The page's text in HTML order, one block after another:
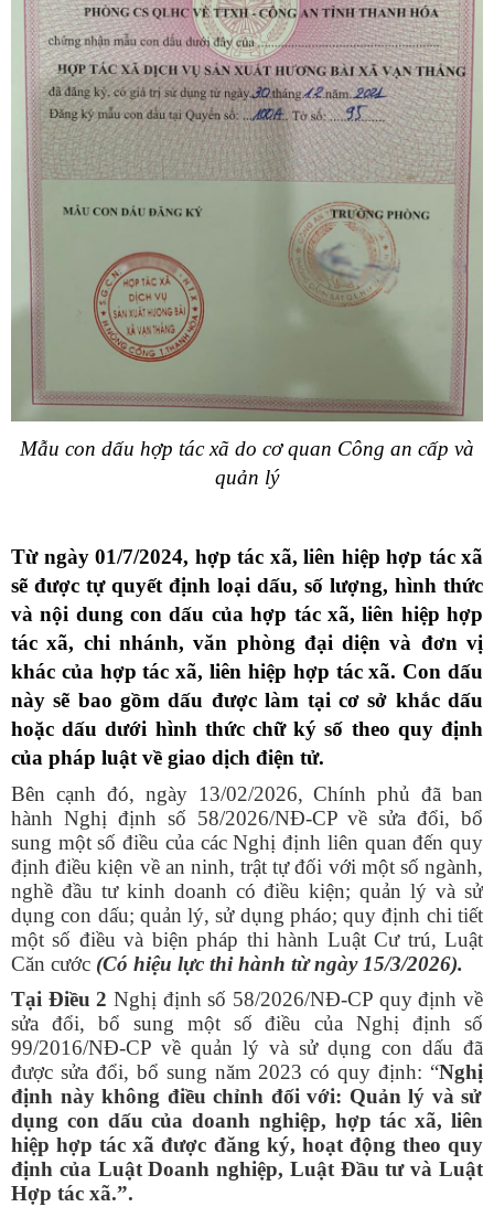
Mẫu con dấu hợp tác xã do cơ quan Công an cấp và
quản lý
Từ ngày 01/7/2024, hợp tác xã, liên hiệp hợp tác xã
sẽ được tự quyết định loại dấu, số lượng, hình thức
và nội dung con dấu của hợp tác xã, liên hiệp hợp
tác xã, chi nhánh, văn phòng đại diện và đơn vị
khác của hợp tác xã, liên hiệp hợp tác xã. Con dấu
này sẽ bao gồm dấu được làm tại cơ sở khắc dấu
hoặc dấu dưới hình thức chữ ký số theo quy định
của pháp luật về giao dịch điện tử.
Bên cạnh đó, ngày 13/02/2026, Chính phủ đã ban
hành Nghị định số 58/2026/NĐ-CP về sửa đổi, bổ
sung một số điều của các Nghị định liên quan đến quy
định điều kiện về an ninh, trật tự đối với một số ngành,
nghề đầu tư kinh doanh có điều kiện; quản lý và sử
dụng con dấu; quản lý, sử dụng pháo; quy định chi tiết
một số điều và biện pháp thi hành Luật Cư trú, Luật
Căn cước (Có hiệu lực thi hành từ ngày 15/3/2026).
Tại Điều 2 Nghị định số 58/2026/NĐ-CP quy định về
sửa đổi, bổ sung một số điều của Nghị định số
99/2016/NĐ-CP về quản lý và sử dụng con dấu đã
được sửa đổi, bổ sung năm 2023 có quy định: “Nghị
định này không điều chỉnh đối với: Quản lý và sử
dụng con dấu của doanh nghiệp, hợp tác xã, liên
hiệp hợp tác xã được đăng ký, hoạt động theo quy
định của Luật Doanh nghiệp, Luật Đầu tư và Luật
Hợp tác xã.”.